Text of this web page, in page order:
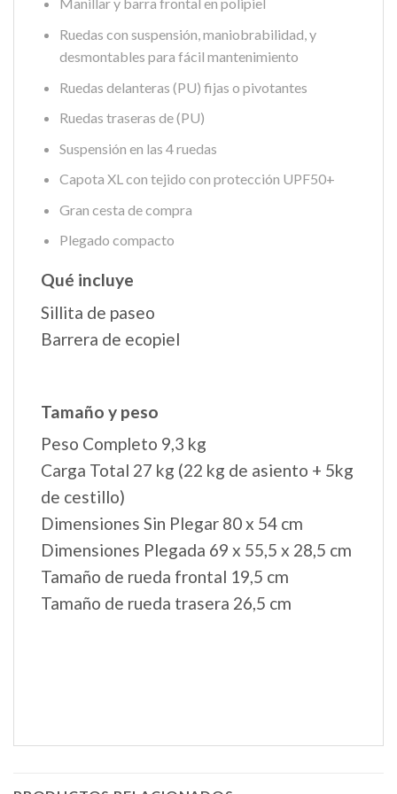
Manillar y barra frontal en polipiel
Ruedas con suspensión, maniobrabilidad, y
desmontables para fácil mantenimiento
Ruedas delanteras (PU) fijas o pivotantes
Ruedas traseras de (PU)
Suspensión en las 4 ruedas
Capota XL con tejido con protección UPF50+
Gran cesta de compra
Plegado compacto
Qué incluye
Sillita de paseo
Barrera de ecopiel
Tamaño y peso
Peso Completo 9,3 kg
Carga Total 27 kg (22 kg de asiento + 5kg
de cestillo)
Dimensiones Sin Plegar 80 x 54 cm
Dimensiones Plegada 69 x 55,5 x 28,5 cm
Tamaño de rueda frontal 19,5 cm
Tamaño de rueda trasera 26,5 cm